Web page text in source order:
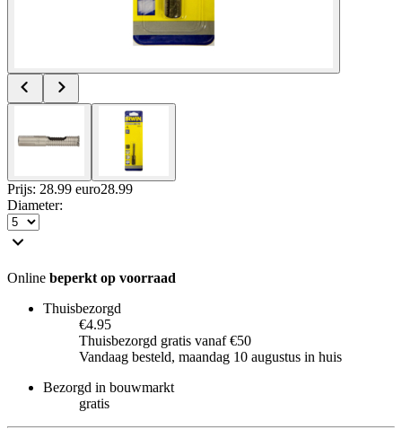
Prijs: 28.99 euro28.99
Diameter:
Online beperkt op voorraad
Thuisbezorgd
€4.95
Thuisbezorgd gratis vanaf €50
Vandaag besteld, maandag 10 augustus in huis
Bezorgd in bouwmarkt
gratis